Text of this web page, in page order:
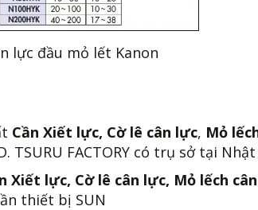
lực đầu mỏ lết Kanon
Cần Xiết lực, Cờ lê cân lực, Mỏ
TSURU FACTORY có trụ sở tại
Xiết lực, Cờ lê cân lực, Mỏ lếch
thiết bị SUN